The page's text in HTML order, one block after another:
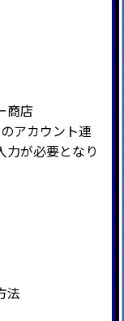
商店
アカウント連
力が必要となり
法